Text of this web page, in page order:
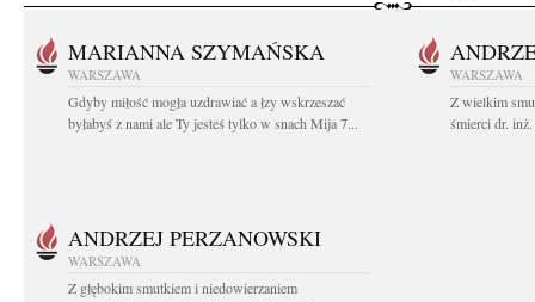
MARIANNA SZYMAŃSKA
WARSZAWA
Gdyby miłość mogła uzdrawiać a łzy wskrzeszać
byłabyś z nami ale Ty jesteś tylko w snach Mija 7...
WARSZAWA
Z wielkim
śmierci dr.
ANDRZEJ PERZANOWSKI
WARSZAWA
Z głębokim smutkiem i niedowierzaniem